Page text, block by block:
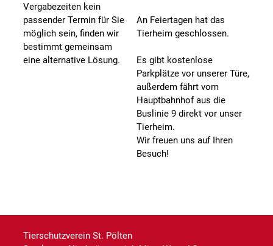
Vergabezeiten kein
passender Termin für Sie
möglich sein, finden wir
bestimmt gemeinsam
eine alternative Lösung.
An Feiertagen hat das
Tierheim geschlossen.
Es gibt kostenlose
Parkplätze vor unserer Türe,
außerdem fährt vom
Hauptbahnhof aus die
Buslinie 9 direkt vor unser
Tierheim.
Wir freuen uns auf Ihren
Besuch!
Tierschutzverein St. Pölten